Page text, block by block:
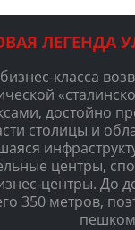
ЛЕГЕНДА
бизнес-класса
достойно
столицы и
центры,
центры. До
350 метров,